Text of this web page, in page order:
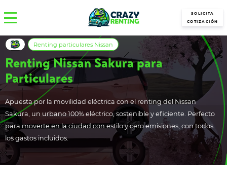
SOLICITA
COTIZACIÓN
Renting Nissan Sakura para
Particulares
Apuesta por la movilidad eléctrica con el renting del Nissan
Sakura, un urbano 100% eléctrico, sostenible y eficiente. Perfecto
para moverte en la ciudad con estilo y cero emisiones, con todos
los gastos incluidos.
Renting particulares Nissan